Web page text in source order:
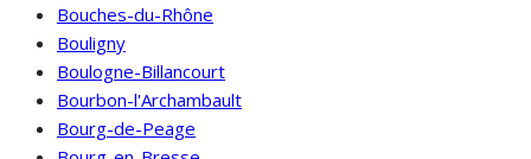
Bouches-du-Rhône
Bouligny
Boulogne-Billancourt
Bourbon-l'Archambault
Bourg-de-Peage